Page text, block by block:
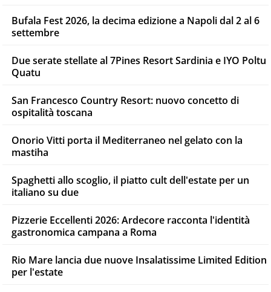
Bufala Fest 2026, la decima edizione a Napoli dal 2 al 6
settembre
Due serate stellate al 7Pines Resort Sardinia e IYO Poltu
Quatu
San Francesco Country Resort: nuovo concetto di
ospitalità toscana
Onorio Vitti porta il Mediterraneo nel gelato con la
mastiha
Spaghetti allo scoglio, il piatto cult dell'estate per un
italiano su due
Pizzerie Eccellenti 2026: Ardecore racconta l'identità
gastronomica campana a Roma
Rio Mare lancia due nuove Insalatissime Limited Edition
per l'estate